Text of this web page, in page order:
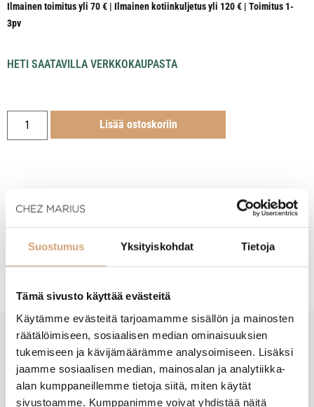
Suostumus Yksityiskohdat Tietoja
Tämä sivusto käyttää evästeitä
Käytämme evästeitä tarjoamamme sisällön ja mainosten
räätälöimiseen, sosiaalisen median ominaisuuksien
tukemiseen ja kävijämäärämme analysoimiseen. Lisäksi
jaamme sosiaalisen median, mainosalan ja analytiikka-
alan kumppaneillemme tietoja siitä, miten käytät
sivustoamme. Kumppanimme voivat yhdistää näitä
Ilmainen toimitus yli 70 € | Ilmainen kotiinkuljetus yli 120 € | Toimitus 1-
3pv
HETI SAATAVILLA VERKKOKAUPASTA
Lisää ostoskoriin
- Tuotteesta ei ole vielä arvosteluja -
New content loaded